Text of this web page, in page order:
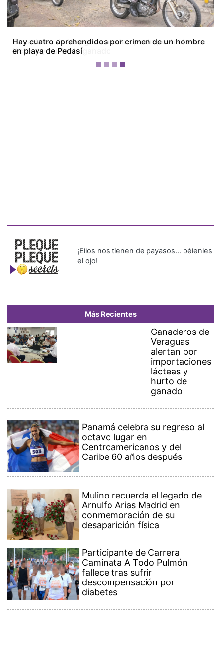
Ganaderos de Veraguas alertan por importaciones
lácteas y hurto de ganado
¡Ellos nos tienen de payasos… pélenles
el ojo!
Más Recientes
Ganaderos de
Veraguas
alertan por
importaciones
lácteas y
hurto de
ganado
Panamá celebra su regreso al
octavo lugar en
Centroamericanos y del
Caribe 60 años después
Mulino recuerda el legado de
Arnulfo Arias Madrid en
conmemoración de su
desaparición física
Participante de Carrera
Caminata A Todo Pulmón
fallece tras sufrir
descompensación por
diabetes